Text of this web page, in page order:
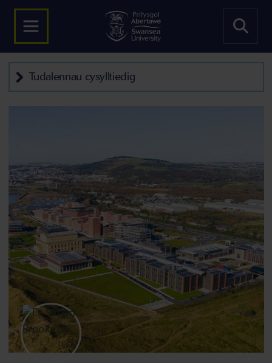
Tudalennau cysylltiedig